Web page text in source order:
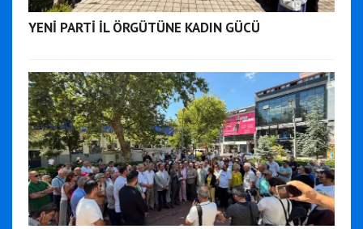
YENİ PARTİ İL ÖRGÜTÜNE KADIN GÜCÜ